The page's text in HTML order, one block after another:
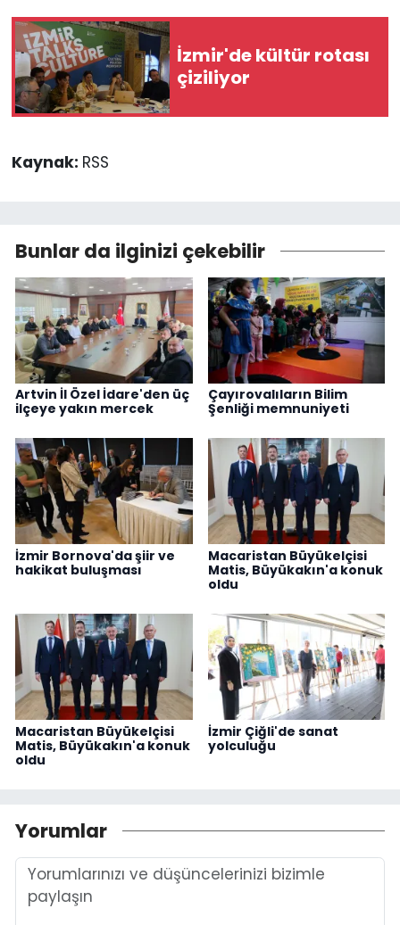
İzmir'de kültür rotası
çiziliyor
Kaynak: RSS
Bunlar da ilginizi çekebilir
Artvin İl Özel İdare'den üç
ilçeye yakın mercek
Çayırovalıların Bilim
Şenliği memnuniyeti
İzmir Bornova'da şiir ve
hakikat buluşması
Macaristan Büyükelçisi
Matis, Büyükakın'a konuk
oldu
Macaristan Büyükelçisi
Matis, Büyükakın'a konuk
oldu
İzmir Çiğli'de sanat
yolculuğu
Yorumlar